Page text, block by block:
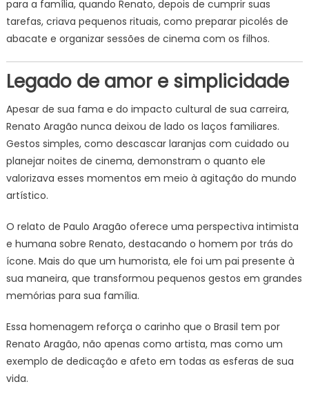
para a família, quando Renato, depois de cumprir suas
tarefas, criava pequenos rituais, como preparar picolés de
abacate e organizar sessões de cinema com os filhos.
Legado de amor e simplicidade
Apesar de sua fama e do impacto cultural de sua carreira,
Renato Aragão nunca deixou de lado os laços familiares.
Gestos simples, como descascar laranjas com cuidado ou
planejar noites de cinema, demonstram o quanto ele
valorizava esses momentos em meio à agitação do mundo
artístico.
O relato de Paulo Aragão oferece uma perspectiva intimista
e humana sobre Renato, destacando o homem por trás do
ícone. Mais do que um humorista, ele foi um pai presente à
sua maneira, que transformou pequenos gestos em grandes
memórias para sua família.
Essa homenagem reforça o carinho que o Brasil tem por
Renato Aragão, não apenas como artista, mas como um
exemplo de dedicação e afeto em todas as esferas de sua
vida.